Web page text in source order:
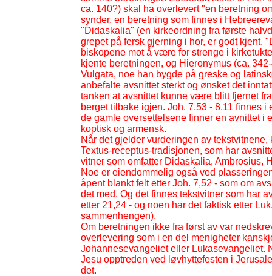
ca. 140?) skal ha overlevert "en beretning
synder, en beretning som finnes i
"Didaskalia" (en kirkeordning fra første
grepet på fersk gjerning i hor, er godt kjent.
biskopene mot å være for strenge i
kjente beretningen, og Hieronymus (ca. 342-
Vulgata, noe han bygde på greske og
anbefalte avsnittet sterkt og ønsket det
tanken at avsnittet kunne være blitt fjernet
berget tilbake igjen. Joh. 7,53 - 8,11 finnes i
de gamle oversettelsene finner en avnittet i
koptisk og armensk.
Når det gjelder vurderingen av
Textus-receptus-tradisjonen, som har
vitner som omfatter Didaskalia, Ambrosius,
Noe er eiendommelig også ved
åpent blankt felt etter Joh. 7,52 - som om
det med. Og det finnes tekstvitner som har
etter 21,24 - og noen har det faktisk etter
sammenhengen).
Om beretningen ikke fra først av var
overlevering som i en del menigheter
Johannesevangeliet eller Lukasevangeliet.
Jesu opptreden ved løvhyttefesten i
det.